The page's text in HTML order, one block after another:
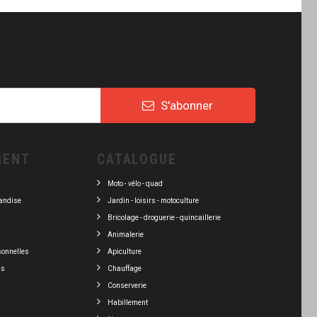
S'abonner
CATALOGUE
Moto - vélo - quad
Jardin - loisirs - motoculture
Bricolage - droguerie - quincaillerie
Animalerie
Apiculture
Chauffage
Conserverie
Habillement